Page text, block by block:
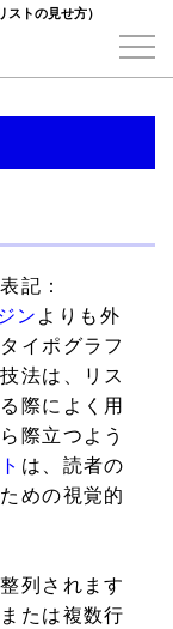
トの見せ方）
記：
ン よりも外
イポグラフ
法は、リス
際によく用
際立つよう
は、読者の
めの視覚的
列されます
たは複数行